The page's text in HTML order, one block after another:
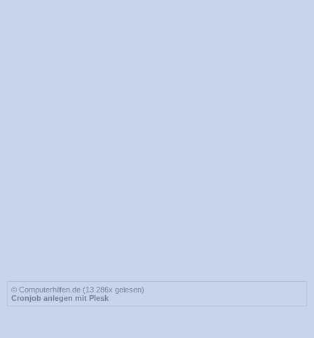
© Computerhilfen.de (13.286x gelesen)
Cronjob anlegen mit Plesk